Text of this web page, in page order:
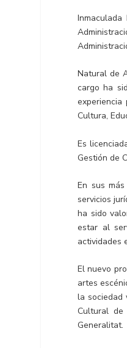
Natural de
cargo ha
experiencia
Cultura,
Es
Gestión de
En sus
servicios
ha sido
estar al
actividades
El nuevo
artes
la sociedad
Cultural
Generalitat.